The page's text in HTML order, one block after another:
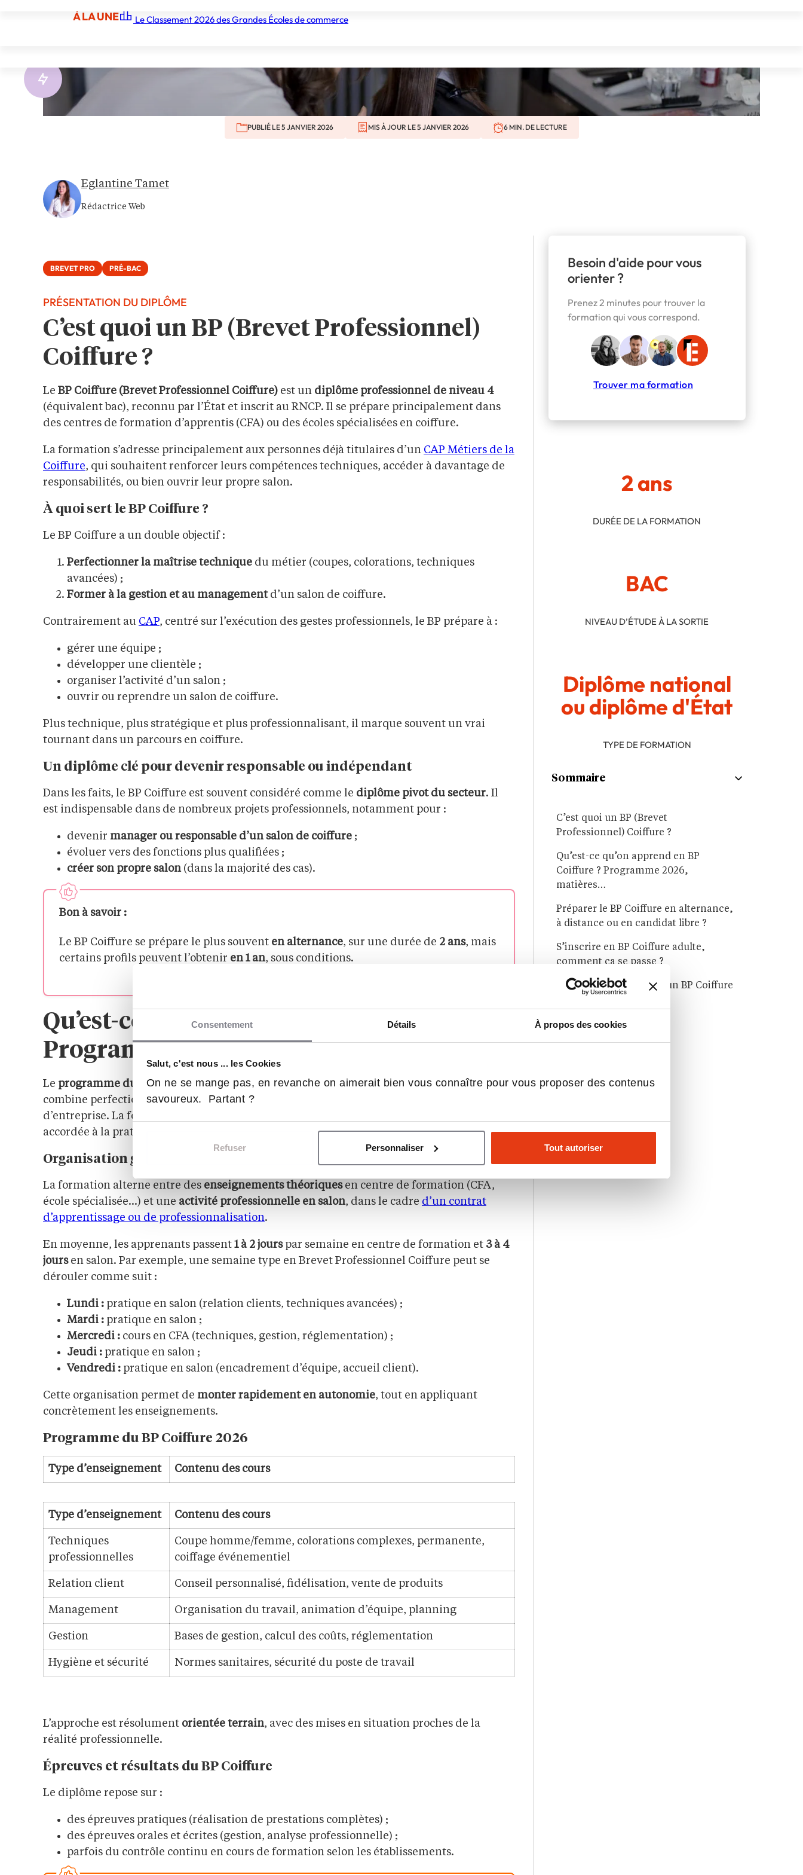
Consentement Détails À propos des cookies
Salut, c'est nous ... les Cookies
On ne se mange pas, en revanche on aimerait bien vous connaître pour vous proposer des contenus
savoureux. Partant ?
Refuser Personnaliser Tout autoriser
À LA UNE Le Classement 2026 des Grandes Écoles de commerceBP Coiffure
PUBLIÉ LE 5 JANVIER 2026 MIS À JOUR LE 5 JANVIER 2026 6 MIN. DE LECTURE
Eglantine Tamet
Rédactrice Web
BREVET PRO PRÉ-BAC
PRÉSENTATION DU DIPLÔME
C’est quoi un BP (Brevet Professionnel)
Coiffure ?
Le BP Coiffure (Brevet Professionnel Coiffure) est un diplôme professionnel de niveau 4
(équivalent bac), reconnu par l’État et inscrit au RNCP. Il se prépare principalement dans
des centres de formation d’apprentis (CFA) ou des écoles spécialisées en coiffure.
La formation s’adresse principalement aux personnes déjà titulaires d’un CAP Métiers de la
Coiffure, qui souhaitent renforcer leurs compétences techniques, accéder à davantage de
responsabilités, ou bien ouvrir leur propre salon.
À quoi sert le BP Coiffure ?
Le BP Coiffure a un double objectif :
Perfectionner la maîtrise technique du métier (coupes, colorations, techniques
avancées) ;
Former à la gestion et au managementd’un salon de coiffure.
Contrairement au CAP, centré sur l’exécution des gestes professionnels, le BP prépare à :
gérer une équipe ;
développer une clientèle ;
organiser l’activité d’un salon ;
ouvrir ou reprendre un salon de coiffure.
Plus technique, plus stratégique et plus professionnalisant, il marque souvent un vrai
tournant dans un parcours en coiffure.
Un diplôme clé pour devenir responsable ou indépendant
Dans les faits, le BP Coiffure est souvent considéré comme le diplôme pivot du secteur. Il
est indispensable dans de nombreux projets professionnels, notamment pour :
devenir manager ou responsable d’un salon de coiffure ;
évoluer vers des fonctions plus qualifiées ;
créer son propre salon(dans la majorité des cas).
Bon à savoir :
Le BP Coiffure se prépare le plus souvent en alternance, sur une durée de 2 ans, mais
certains profils peuvent l’obtenir en 1 an, sous conditions.
Qu’est-ce qu’on apprend en BP Coiffure ?
Programme 2026, matières…
Le programme du BP Coiffureest défini au niveau national par unréférentiel précis. Il
combine perfectionnement technique, relation client, management et gestion
d’entreprise. La formation est exigeante et professionnalisante, avec une place centrale
accordée à la pratique.
Organisation générale de la formation
La formation alterne entre des enseignements théoriquesen centre de formation (CFA,
école spécialisée…) et une activité professionnelle en salon, dans le cadre d’un contrat
d’apprentissage ou de professionnalisation.
En moyenne, les apprenants passent 1 à 2 jours par semaine en centre de formation et 3 à 4
jours en salon. Par exemple, une semaine type en Brevet Professionnel Coiffure peut se
dérouler comme suit :
Lundi : pratique en salon (relation clients, techniques avancées) ;
Mardi : pratique en salon ;
Mercredi : cours en CFA (techniques, gestion, réglementation) ;
Jeudi : pratique en salon ;
Vendredi : pratique en salon (encadrement d’équipe, accueil client).
Cette organisation permet de monter rapidement en autonomie, tout en appliquant
concrètement les enseignements.
Programme du BP Coiffure 2026
Type d’enseignement Contenu des cours
Type d’enseignement Contenu des cours
Techniques
professionnelles
Coupe homme/femme, colorations complexes, permanente,
coiffage événementiel
Relation client Conseil personnalisé, fidélisation, vente de produits
Management Organisation du travail, animation d’équipe, planning
Gestion Bases de gestion, calcul des coûts, réglementation
Hygiène et sécurité Normes sanitaires, sécurité du poste de travail
L’approche est résolument orientée terrain, avec des mises en situation proches de la
réalité professionnelle.
Épreuves et résultats du BP Coiffure
Le diplôme repose sur :
des épreuves pratiques (réalisation de prestations complètes) ;
des épreuves orales et écrites (gestion, analyse professionnelle) ;
parfois du contrôle continu en cours de formation selon les établissements.
Besoin d'aide pour vous
orienter ?
Prenez 2 minutes pour trouver la
formation qui vous correspond.
Trouver ma formation
2 ans
DURÉE DE LA FORMATION
BAC
NIVEAU D’ÉTUDE À LA SORTIE
Diplôme national
ou diplôme d'État
TYPE DE FORMATION
Sommaire
C’est quoi un BP (Brevet
Professionnel) Coiffure ?
Qu’est-ce qu’on apprend en BP
Coiffure ? Programme 2026,
matières…
Préparer le BP Coiffure en alternance,
à distance ou en candidat libre ?
S’inscrire en BP Coiffure adulte,
comment ça se passe ?
Quels débouchés après un BP Coiffure